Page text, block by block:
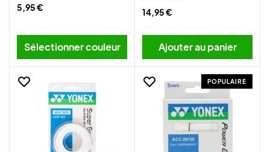
5,95 €
Sélectionner couleur
14,95 €
Ajouter au panier
POPULAIRE